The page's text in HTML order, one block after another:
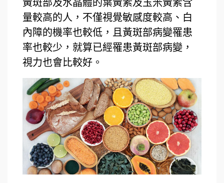
黃斑部及水晶體的葉黃素及玉米黃素含
量較高的人，不僅視覺敏感度較高、白
內障的機率也較低，且黃斑部病變罹患
率也較少，就算已經罹患黃斑部病變，
視力也會比較好。